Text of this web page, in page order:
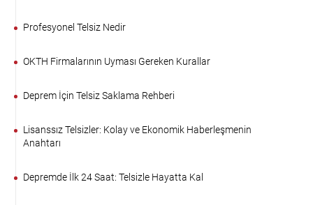
Profesyonel Telsiz Nedir
OKTH Firmalarının Uyması Gereken Kurallar
Deprem İçin Telsiz Saklama Rehberi
Lisanssız Telsizler: Kolay ve Ekonomik Haberleşmenin
Anahtarı
Depremde İlk 24 Saat: Telsizle Hayatta Kal